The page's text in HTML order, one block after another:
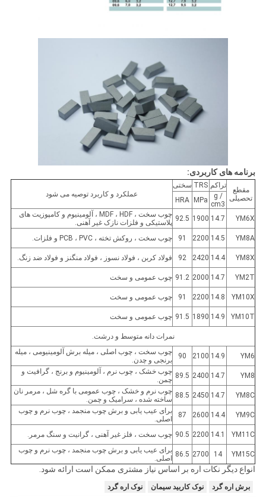
برنامه های کاربردی:
مقطع
تحصیلی
تراکم TRS سختی
عملکرد و کاربرد توصیه می شود
g /
cm3
MPa
HRA
YM6X
14.7
1900
92.5
چوب سخت ، MDF ، HDF ، آلومینیوم و کامپوزیت های
پلاستیکی و فلزات نازک غیر آهنی.
YM8A
14.5
2200
91 چوب سخت ، روکش تخته ، PCB ، PVC و فلزات.
YM8X
14.4
2420
92 فولاد کربن ، فولاد نسوز ، فولاد منگنز و فولاد ضد زنگ.
YM2T
14.7
2000
91.2 چوب عمومی و سخت
YM10X
14.8
2200
91 چوب عمومی و سخت
YM10T
14.9
1890
91.5 چوب عمومی و سخت
نمرات دانه متوسط ​​و درشت.
YM6
14.9
2100
90
چوب سخت ، چوب اصلی ، میله برش آلومینیومی ، میله
برنجی و چدن.
YM8
14.7
2400
89.5 چوب خشک ، چوب نرم ، آلومینیوم و برنج ، گرافیت و
چمن.
YM8C
14.7
2450
88.5 چوب نرم و خشک ، چوب عمومی با گره شل ، مرمر نان
ساخته شده ، سرامیک و چمن.
YM9C
14.4
2600
87
برای عیب یابی و برش چوب منجمد ، چوب نرم و چوب
اصلی.
YM11C
14.1
2200
90.5 چوب سخت ، فلز غیر آهنی ، گرانیت و سنگ مرمر.
YM15C
14
2700
86.5 برای عیب یابی و برش چوب منجمد ، چوب نرم و چوب
اصلی.
انواع دیگر نکات اره بر اساس نیاز مشتری ممکن است ارائه شود.
برش اره گرد نوک کاربید سیمان نوک اره گرد